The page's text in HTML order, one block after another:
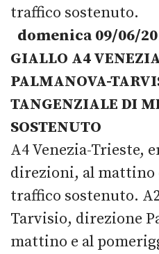
traffico sostenuto.
domenica 09/06/
GIALLO A4
PALMANOVA-
TANGENZIALE DI
SOSTENUTO
A4 Venezia-Trieste,
direzioni, al mattino
traffico sostenuto.
Tarvisio, direzione
mattino e al